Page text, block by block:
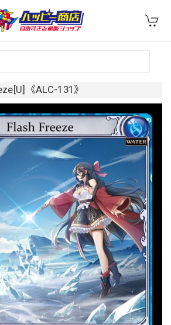
《ALC-131》